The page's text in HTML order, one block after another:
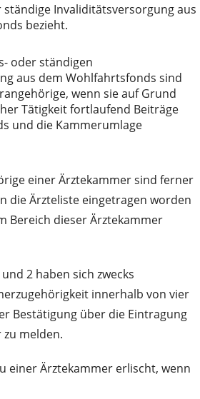
ständige Invaliditätsversorgung aus
bezieht.
oder ständigen
aus dem Wohlfahrtsfonds sind
wenn sie auf Grund
Tätigkeit fortlaufend Beiträge
und die Kammerumlage
einer Ärztekammer sind ferner
die Ärzteliste eingetragen worden
Bereich dieser Ärztekammer
2 haben sich zwecks
innerhalb von vier
Bestätigung über die Eintragung
melden.
einer Ärztekammer erlischt, wenn